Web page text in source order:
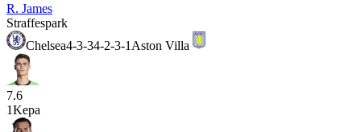
R. James
Straffespark
Chelsea4-3-34-2-3-1 Aston Villa
7.6
1Kepa